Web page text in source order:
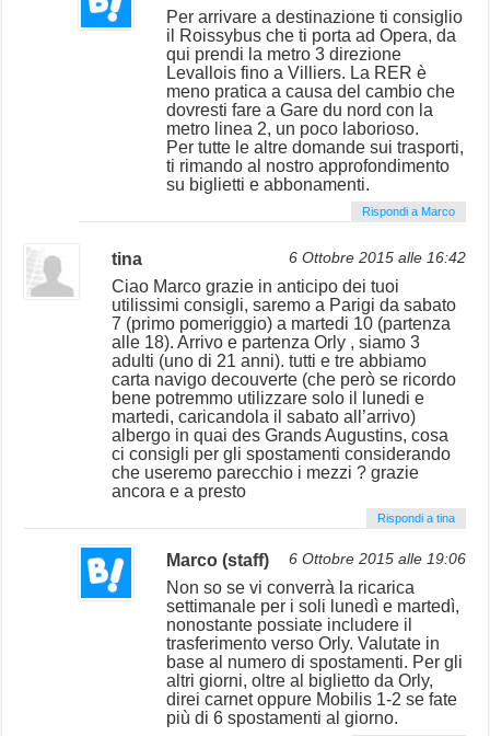
Per arrivare a destinazione ti consiglio
il Roissybus che ti porta ad Opera, da
qui prendi la metro 3 direzione
Levallois fino a Villiers. La RER è
meno pratica a causa del cambio che
dovresti fare a Gare du nord con la
metro linea 2, un poco laborioso.
Per tutte le altre domande sui trasporti,
ti rimando al nostro approfondimento
su biglietti e abbonamenti.
Rispondi a Marco
tina 6 Ottobre 2015 alle 16:42
Ciao Marco grazie in anticipo dei tuoi
utilissimi consigli, saremo a Parigi da sabato
7 (primo pomeriggio) a martedi 10 (partenza
alle 18). Arrivo e partenza Orly , siamo 3
adulti (uno di 21 anni). tutti e tre abbiamo
carta navigo decouverte (che però se ricordo
bene potremmo utilizzare solo il lunedi e
martedi, caricandola il sabato all’arrivo)
albergo in quai des Grands Augustins, cosa
ci consigli per gli spostamenti considerando
che useremo parecchio i mezzi ? grazie
ancora e a presto
Rispondi a tina
Marco (staff) 6 Ottobre 2015 alle 19:06
Non so se vi converrà la ricarica
settimanale per i soli lunedì e martedì,
nonostante possiate includere il
trasferimento verso Orly. Valutate in
base al numero di spostamenti. Per gli
altri giorni, oltre al biglietto da Orly,
direi carnet oppure Mobilis 1-2 se fate
più di 6 spostamenti al giorno.